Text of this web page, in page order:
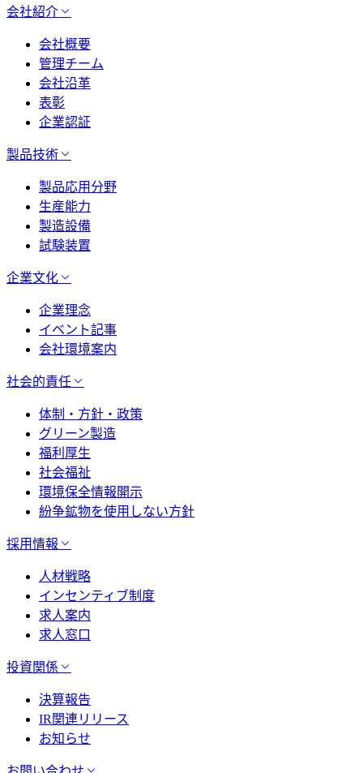
会社紹介
会社概要
管理チーム
会社沿革
表彰
企業認証
製品技術
製品応用分野
生産能力
製造設備
試験装置
企業文化
企業理念
イベント記事
会社環境案内
社会的責任
体制・方針・政策
グリーン製造
福利厚生
社会福祉
環境保全情報開示
紛争鉱物を使用しない方針
採用情報
人材戦略
インセンティブ制度
求人案内
求人窓口
投資関係
決算報告
IR関連リリース
お知らせ